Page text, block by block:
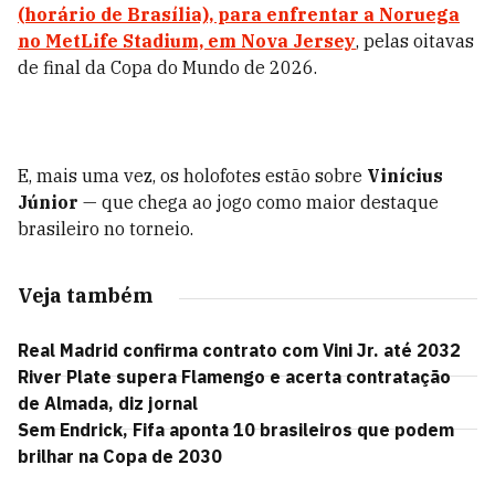
(horário de Brasília), para enfrentar a Noruega
no MetLife Stadium, em Nova Jersey, pelas oitavas
de final da Copa do Mundo de 2026.
E, mais uma vez, os holofotes estão sobre Vinícius
Júnior — que chega ao jogo como maior destaque
brasileiro no torneio.
Veja também
Real Madrid confirma contrato com Vini Jr. até 2032
River Plate supera Flamengo e acerta contratação
de Almada, diz jornal
Sem Endrick, Fifa aponta 10 brasileiros que podem
brilhar na Copa de 2030